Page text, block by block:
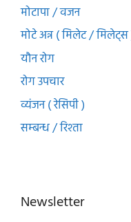
मोटापा / वजन
मोटे अन्न ( मिलेट / मिलेट्स
यौन रोग
रोग उपचार
व्यंजन ( रेसिपी )
सम्बन्ध / रिश्ता
Newsletter